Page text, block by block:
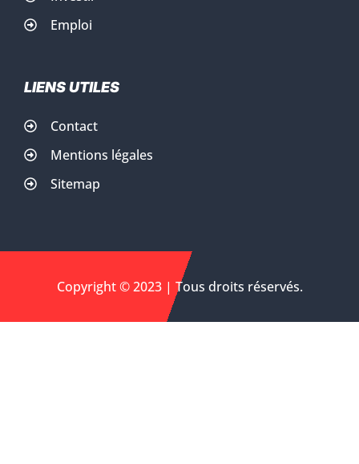
Emploi
LIENS UTILES
Contact
Mentions légales
Sitemap
Copyright © 2023 | Tous droits réservés.